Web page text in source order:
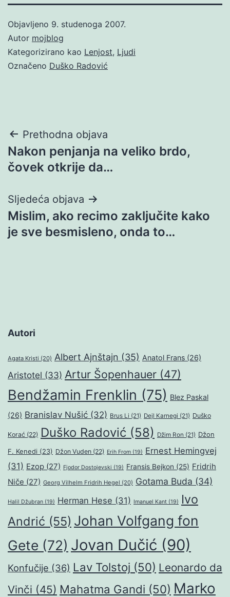
Objavljeno 9. studenoga 2007.
Autor mojblog
Kategorizirano kao Lenjost, Ljudi
Označeno Duško Radović
Navigacija
objava
Prethodna objava
Nakon penjanja na veliko brdo,
čovek otkrije da…
Sljedeća objava
Mislim, ako recimo zaključite kako
je sve besmisleno, onda to…
Autori
Agata Kristi (20) Albert Ajnštajn (35) Anatol Frans (26)
Aristotel (33) Artur Šopenhauer (47)
Bendžamin Frenklin (75) Blez Paskal
(26) Branislav Nušić (32) Brus Li (21) Dejl Karnegi (21) Duško
Korać (22) Duško Radović (58) Džim Ron (21) Džon
F. Kenedi (23) Džon Vuden (22) Erih From (19) Ernest Hemingvej
(31) Ezop (27) Fjodor Dostojevski (19) Fransis Bejkon (25) Fridrih
Niče (27) Georg Vilhelm Fridrih Hegel (20) Gotama Buda (34)
Halil Džubran (19) Herman Hese (31) Imanuel Kant (19)
Ivo
Andrić (55) Johan Volfgang fon
Gete (72) Jovan Dučić (90)
Konfučije (36) Lav Tolstoj (50) Leonardo da
Vinči (45) Mahatma Gandi (50) Marko